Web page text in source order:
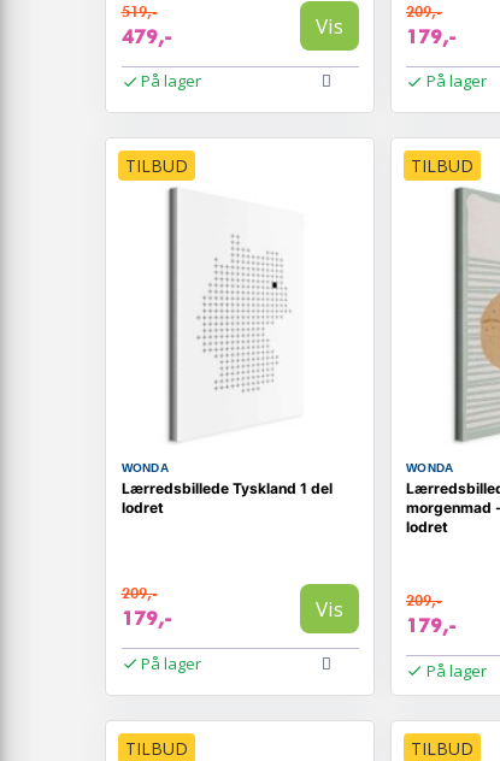
519,-
479,- Vis
På lager
209,-
179,-
På lager
TILBUD
WONDA
Lærredsbillede Tyskland 1 del
lodret
209,-
179,- Vis
På lager
TILBUD
WONDA
morgenmad
lodret
209,-
179,-
På lager
TILBUD TILBUD